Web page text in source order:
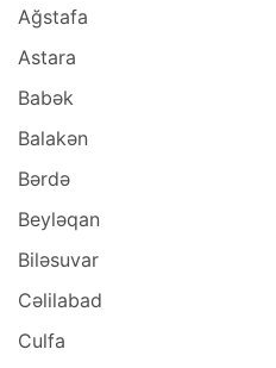
Ağstafa
Astara
Babək
Balakən
Bərdə
Beyləqan
Biləsuvar
Cəlilabad
Culfa